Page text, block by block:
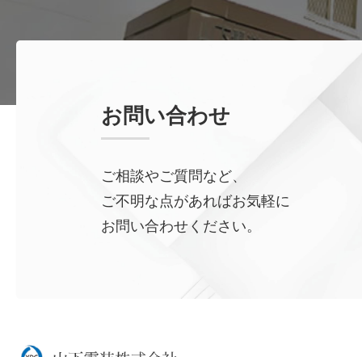
お問い合わせ
ご相談やご質問など、
ご不明な点があればお気軽に
お問い合わせください。